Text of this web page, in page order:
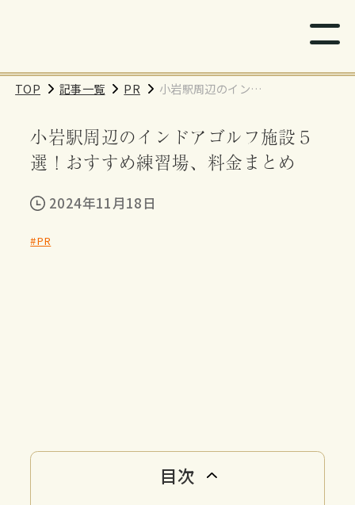
TOP 記事一覧 PR
小岩駅周辺のインド
おすすめ練習場、料
金まとめ
小岩駅周辺のインドアゴルフ施設５
選！おすすめ練習場、料金まとめ
2024年11月18日
#PR
目次